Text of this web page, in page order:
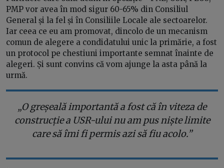
PMP vor avea în mod sigur 60-65% din Consiliul
General și la fel și în Consiliile Locale ale sectoarelor.
Iar ceea ce eu am promovat, dincolo de un mecanism
comun de alegere a condidatului unic la primărie, a fost
un protocol pe chestiuni importante semnat înainte de
alegeri. Și sunt convins că vom ajunge la asta până la
urmă.
„O greșeală importantă a fost că în viteza de
construcție a USR-ului nu am pus niște limite
care să îmi fi permis azi să fiu acolo.”